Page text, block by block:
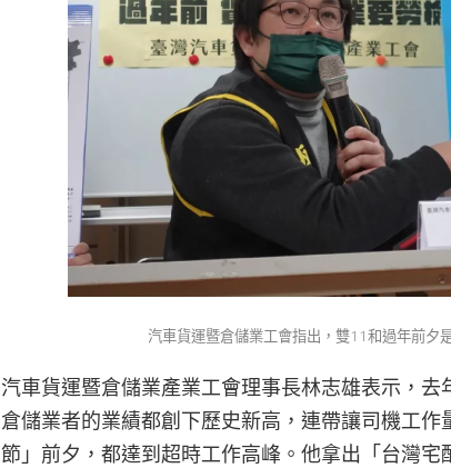
汽車貨運暨倉儲業工會指出，雙11和過年前夕
汽車貨運暨倉儲業產業工會理事長林志雄表示，
倉儲業者的業績都創下歷史新高，連帶讓司機工
節」前夕，都達到超時工作高峰。他拿出「台灣